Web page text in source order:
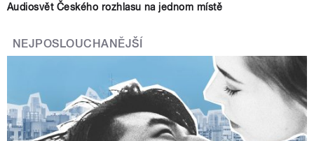
Audiosvět Českého rozhlasu na jednom místě
NEJPOSLOUCHANĚJŠÍ